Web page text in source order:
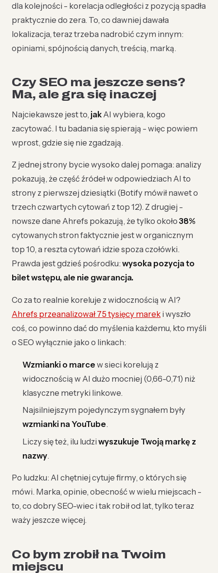
dla kolejności - korelacja odległości z pozycją spadła
praktycznie do zera. To, co dawniej dawała
lokalizacja, teraz trzeba nadrobić czym innym:
opiniami, spójnością danych, treścią, marką.
Czy SEO ma jeszcze sens?
Ma, ale gra się inaczej
Najciekawsze jest to, jak AI wybiera, kogo
zacytować. I tu badania się spierają - więc powiem
wprost, gdzie się nie zgadzają.
Z jednej strony bycie wysoko dalej pomaga: analizy
pokazują, że część źródeł w odpowiedziach AI to
strony z pierwszej dziesiątki (Botify mówił nawet o
trzech czwartych cytowań z top 12). Z drugiej -
nowsze dane Ahrefs pokazują, że tylko około 38%
cytowanych stron faktycznie jest w organicznym
top 10, a reszta cytowań idzie spoza czołówki.
Prawda jest gdzieś pośrodku: wysoka pozycja to
bilet wstępu, ale nie gwarancja.
Co za to realnie koreluje z widocznością w AI?
Ahrefs przeanalizował 75 tysięcy marek i wyszło
coś, co powinno dać do myślenia każdemu, kto myśli
o SEO wyłącznie jako o linkach:
Wzmianki o marce w sieci korelują z
widocznością w AI dużo mocniej (0,66-0,71) niż
klasyczne metryki linkowe.
Najsilniejszym pojedynczym sygnałem były
wzmianki na YouTube.
Liczy się też, ilu ludzi wyszukuje Twoją markę z
nazwy.
Po ludzku: AI chętniej cytuje firmy, o których się
mówi. Marka, opinie, obecność w wielu miejscach -
to, co dobry SEO-wiec i tak robił od lat, tylko teraz
waży jeszcze więcej.
Co bym zrobił na Twoim
miejscu